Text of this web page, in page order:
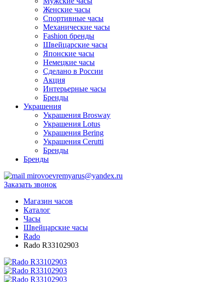
Женские часы
Спортивные часы
Механические часы
Fashion бренды
Швейцарские часы
Японские часы
Немецкие часы
Сделано в России
Акция
Интерьерные часы
Бренды
Украшения
Украшения Brosway
Украшения Lotus
Украшения Bering
Украшения Cerutti
Бренды
Бренды
mirovoevremyarus@yandex.ru
Заказать звонок
Магазин часов
Каталог
Часы
Швейцарские часы
Rado
Rado R33102903